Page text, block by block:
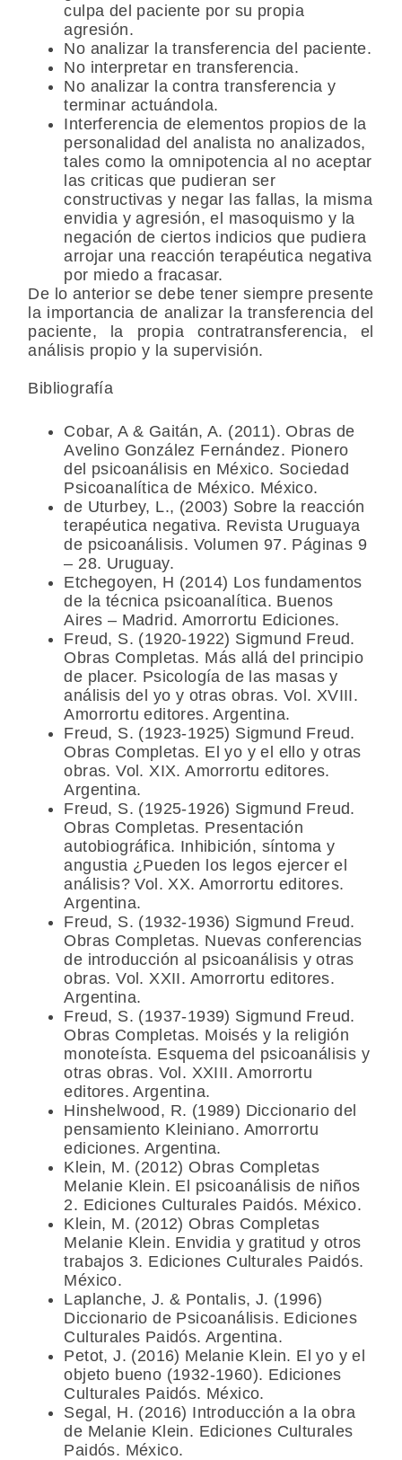
culpa del paciente por su propia
agresión.
No analizar la transferencia del paciente.
No interpretar en transferencia.
No analizar la contra transferencia y
terminar actuándola.
Interferencia de elementos propios de la
personalidad del analista no analizados,
tales como la omnipotencia al no aceptar
las criticas que pudieran ser
constructivas y negar las fallas, la misma
envidia y agresión, el masoquismo y la
negación de ciertos indicios que pudiera
arrojar una reacción terapéutica negativa
por miedo a fracasar.
De lo anterior se debe tener siempre presente
la importancia de analizar la transferencia del
paciente, la propia contratransferencia, el
análisis propio y la supervisión.
Bibliografía
Cobar, A & Gaitán, A. (2011). Obras de
Avelino González Fernández. Pionero
del psicoanálisis en México. Sociedad
Psicoanalítica de México. México.
de Uturbey, L., (2003) Sobre la reacción
terapéutica negativa. Revista Uruguaya
de psicoanálisis. Volumen 97. Páginas 9
– 28. Uruguay.
Etchegoyen, H (2014) Los fundamentos
de la técnica psicoanalítica. Buenos
Aires – Madrid. Amorrortu Ediciones.
Freud, S. (1920-1922) Sigmund Freud.
Obras Completas. Más allá del principio
de placer. Psicología de las masas y
análisis del yo y otras obras. Vol. XVIII.
Amorrortu editores. Argentina.
Freud, S. (1923-1925) Sigmund Freud.
Obras Completas. El yo y el ello y otras
obras. Vol. XIX. Amorrortu editores.
Argentina.
Freud, S. (1925-1926) Sigmund Freud.
Obras Completas. Presentación
autobiográfica. Inhibición, síntoma y
angustia ¿Pueden los legos ejercer el
análisis? Vol. XX. Amorrortu editores.
Argentina.
Freud, S. (1932-1936) Sigmund Freud.
Obras Completas. Nuevas conferencias
de introducción al psicoanálisis y otras
obras. Vol. XXII. Amorrortu editores.
Argentina.
Freud, S. (1937-1939) Sigmund Freud.
Obras Completas. Moisés y la religión
monoteísta. Esquema del psicoanálisis y
otras obras. Vol. XXIII. Amorrortu
editores. Argentina.
Hinshelwood, R. (1989) Diccionario del
pensamiento Kleiniano. Amorrortu
ediciones. Argentina.
Klein, M. (2012) Obras Completas
Melanie Klein. El psicoanálisis de niños
2. Ediciones Culturales Paidós. México.
Klein, M. (2012) Obras Completas
Melanie Klein. Envidia y gratitud y otros
trabajos 3. Ediciones Culturales Paidós.
México.
Laplanche, J. & Pontalis, J. (1996)
Diccionario de Psicoanálisis. Ediciones
Culturales Paidós. Argentina.
Petot, J. (2016) Melanie Klein. El yo y el
objeto bueno (1932-1960). Ediciones
Culturales Paidós. México.
Segal, H. (2016) Introducción a la obra
de Melanie Klein. Ediciones Culturales
Paidós. México.